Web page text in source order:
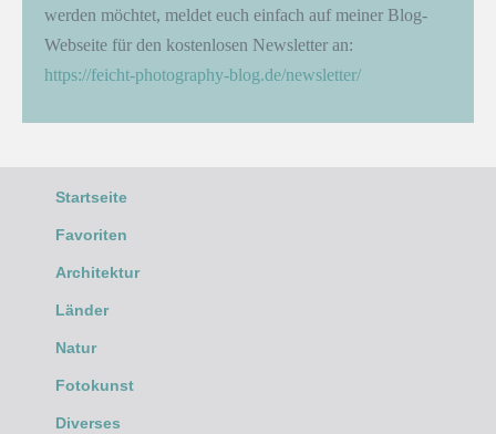
werden möchtet, meldet euch einfach auf meiner Blog-
Webseite für den kostenlosen Newsletter an:
https://feicht-photography-blog.de/newsletter/
Startseite
Favoriten
Architektur
Länder
Natur
Fotokunst
Diverses